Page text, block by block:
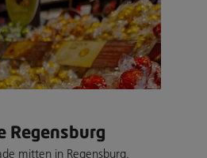
Regensburg
mitten in Regensburg.